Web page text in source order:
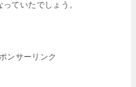
ていたでしょう。
ンサーリンク